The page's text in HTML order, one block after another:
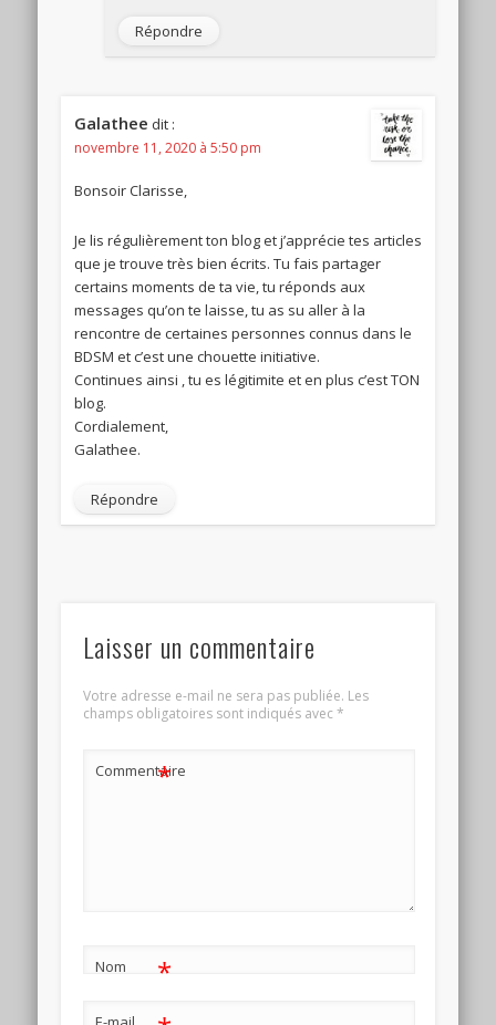
Répondre
Galathee dit :
novembre 11, 2020 à 5:50 pm
Bonsoir Clarisse,
Je lis régulièrement ton blog et j’apprécie tes articles
que je trouve très bien écrits. Tu fais partager
certains moments de ta vie, tu réponds aux
messages qu’on te laisse, tu as su aller à la
rencontre de certaines personnes connus dans le
BDSM et c’est une chouette initiative.
Continues ainsi , tu es légitimite et en plus c’est TON
blog.
Cordialement,
Galathee.
Répondre
Laisser un commentaire
Votre adresse e-mail ne sera pas publiée. Les
champs obligatoires sont indiqués avec*
Commentaire
*
Nom *